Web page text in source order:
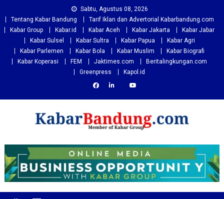
to
content
Sabtu, Agustus 08, 2026
Tentang Kabar Bandung
Tarif Iklan dan Advertorial Kabarbandung.com
Kabar Group
Kabar.id Kabar Aceh Kabar Jakarta
Kabar Jabar
Kabar Sulsel
Kabar Sultra Kabar Papua
Kabar Agri
Kabar Parlemen
Kabar Bola Kabar Muslim
Kabar Biografi
Kabar Koperasi
FEM Jaktimes.com
Beritalingkungan.com
Greenpress
Kapol.id
Kabarbandung.com